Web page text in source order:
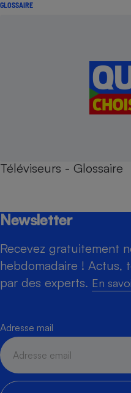
GLOSSAIRE
Téléviseurs - Glossaire
Newsletter
Recevez gratuitement
hebdomadaire ! Actus,
par des experts. En
Adresse mail